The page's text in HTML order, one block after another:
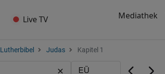
Live TV Mediathek
Lutherbibel Judas Kapitel 1